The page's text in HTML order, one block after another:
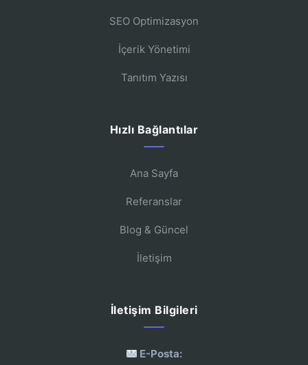
SEO Optimizasyon
İçerik Yönetimi
Tanıtım Yazısı
Hızlı Bağlantılar
Ana Sayfa
Referanslar
Blog & Güncel
İletişim
İletişim Bilgileri
E-Posta: